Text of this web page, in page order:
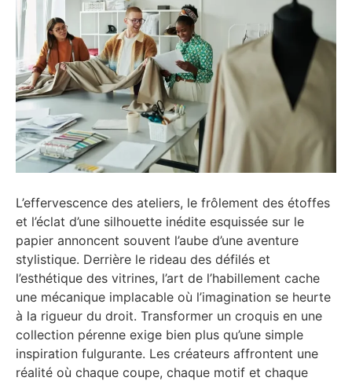
L’effervescence des ateliers, le frôlement des étoffes
et l’éclat d’une silhouette inédite esquissée sur le
papier annoncent souvent l’aube d’une aventure
stylistique. Derrière le rideau des défilés et
l’esthétique des vitrines, l’art de l’habillement cache
une mécanique implacable où l’imagination se heurte
à la rigueur du droit. Transformer un croquis en une
collection pérenne exige bien plus qu’une simple
inspiration fulgurante. Les créateurs affrontent une
réalité où chaque coupe, chaque motif et chaque